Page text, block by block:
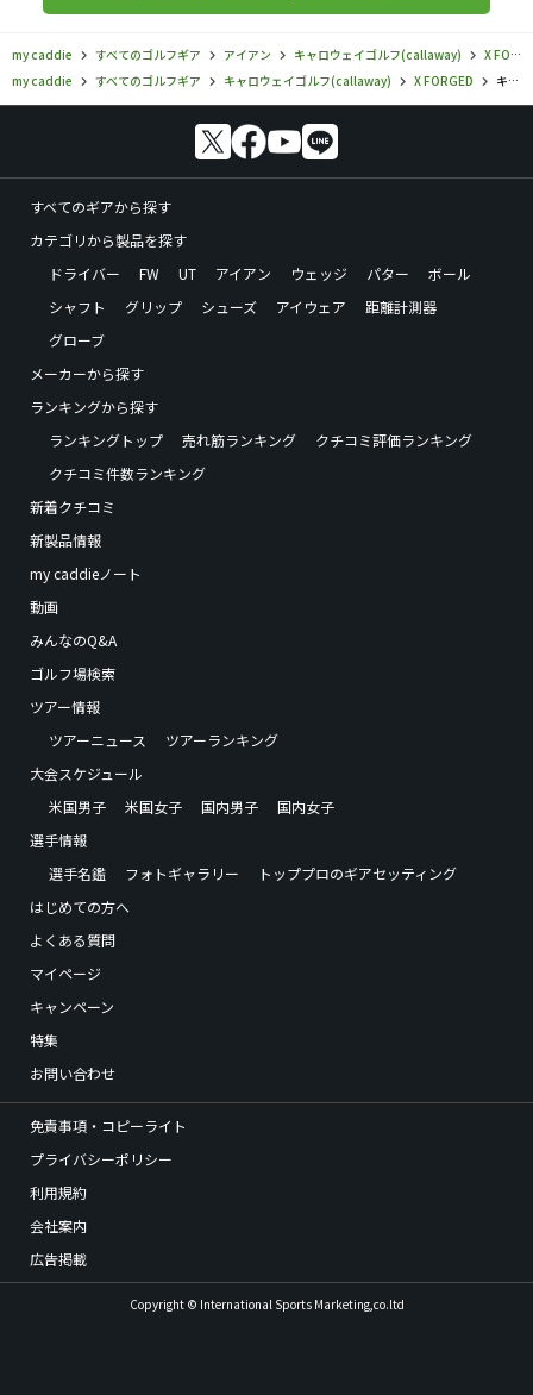
my caddie すべてのゴルフギア アイアン キャロウェイゴルフ(callaway)
X FORGED
my caddie
すべてのゴルフギア キャロウェイゴルフ(callaway) X FORGED キャロウェイゴルフ／X FORGED／X・20 TOUR アイアンの口コミ評価
すべてのギアから探す
カテゴリから製品を探す
ドライバー
FW UT アイアン ウェッジ パター
ボール
シャフト
グリップ シューズ アイウェア
距離計測器
グローブ
メーカーから探す
ランキングから探す
ランキングトップ
売れ筋ランキング
クチコミ評価ランキング
クチコミ件数ランキング
新着クチコミ
新製品情報
my caddieノート
動画
みんなのQ&A
ゴルフ場検索
ツアー情報
ツアーニュース
ツアーランキング
大会スケジュール
米国男子
米国女子 国内男子
国内女子
選手情報
選手名鑑
フォトギャラリー
トッププロのギアセッティング
はじめての方へ
よくある質問
マイページ
キャンペーン
特集
お問い合わせ
免責事項・コピーライト
プライバシーポリシー
利用規約
会社案内
広告掲載
Copyright © International Sports Marketing,co.ltd